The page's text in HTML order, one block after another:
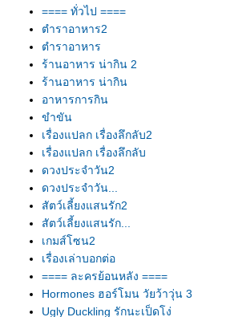
==== ทั่วไป ====
ตำราอาหาร2
ตำราอาหาร
ร้านอาหาร น่ากิน 2
ร้านอาหาร น่ากิน
อาหารการกิน
ขำขัน
เรื่องแปลก เรื่องลึกลับ2
เรื่องแปลก เรื่องลึกลับ
ดวงประจำวัน2
ดวงประจำวัน...
สัตว์เลี้ยงแสนรัก2
สัตว์เลี้ยงแสนรัก...
เกมส์โซน2
เรื่องเล่าบอกต่อ
==== ละครย้อนหลัง ====
Hormones ฮอร์โมน วัยว้าวุ่น 3
Ugly Duckling รักนะเป็ดโง่